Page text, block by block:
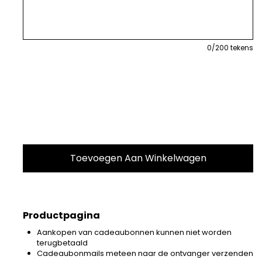
0/200 tekens
Productpagina
Aankopen van cadeaubonnen kunnen niet worden
terugbetaald
Cadeaubonmails meteen naar de ontvanger verzenden